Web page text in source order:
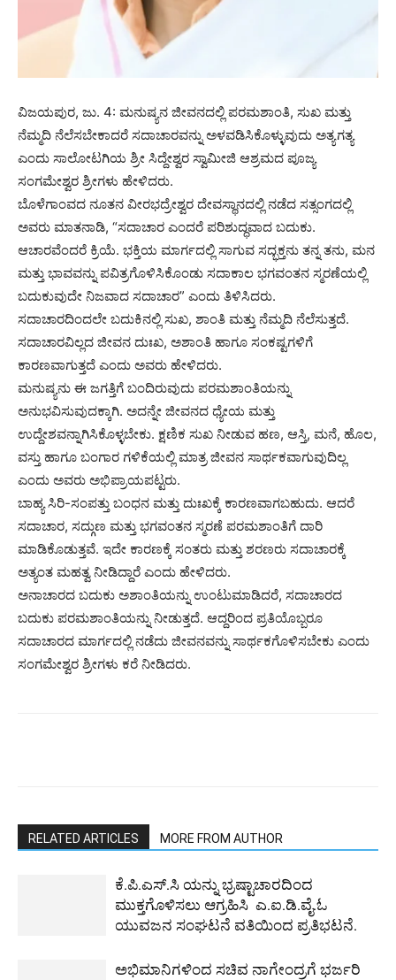
ವಿಜಯಪುರ, ಜು. 4: ಮನುಷ್ಯನ ಜೀವನದಲ್ಲಿ ಪರಮಶಾಂತಿ, ಸುಖ ಮತ್ತು
ನೆಮ್ಮದಿ ನೆಲೆಸಬೇಕಾದರೆ ಸದಾಚಾರವನ್ನು ಅಳವಡಿಸಿಕೊಳ್ಳುವುದು ಅತ್ಯಗತ್ಯ
ಎಂದು ಸಾಲೋಟಗಿಯ ಶ್ರೀ ಸಿದ್ದೇಶ್ವರ ಸ್ವಾಮೀಜಿ ಆಶ್ರಮದ ಪೂಜ್ಯ
ಸಂಗಮೇಶ್ವರ ಶ್ರೀಗಳು ಹೇಳಿದರು.
ಬೊಳೆಗಾಂವದ ನೂತನ ವೀರಭದ್ರೇಶ್ವರ ದೇವಸ್ಥಾನದಲ್ಲಿ ನಡೆದ ಸತ್ಸಂಗದಲ್ಲಿ
ಅವರು ಮಾತನಾಡಿ, “ಸದಾಚಾರ ಎಂದರೆ ಪರಿಶುದ್ಧವಾದ ಬದುಕು.
ಆಚಾರವೆಂದರೆ ಕ್ರಿಯೆ. ಭಕ್ತಿಯ ಮಾರ್ಗದಲ್ಲಿ ಸಾಗುವ ಸದ್ಭಕ್ತನು ತನ್ನ ತನು, ಮನ
ಮತ್ತು ಭಾವವನ್ನು ಪವಿತ್ರಗೊಳಿಸಿಕೊಂಡು ಸದಾಕಾಲ ಭಗವಂತನ ಸ್ಮರಣೆಯಲ್ಲಿ
ಬದುಕುವುದೇ ನಿಜವಾದ ಸದಾಚಾರ” ಎಂದು ತಿಳಿಸಿದರು.
ಸದಾಚಾರದಿಂದಲೇ ಬದುಕಿನಲ್ಲಿ ಸುಖ, ಶಾಂತಿ ಮತ್ತು ನೆಮ್ಮದಿ ನೆಲೆಸುತ್ತದೆ.
ಸದಾಚಾರವಿಲ್ಲದ ಜೀವನ ದುಃಖ, ಅಶಾಂತಿ ಹಾಗೂ ಸಂಕಷ್ಟಗಳಿಗೆ
ಕಾರಣವಾಗುತ್ತದೆ ಎಂದು ಅವರು ಹೇಳಿದರು.
ಮನುಷ್ಯನು ಈ ಜಗತ್ತಿಗೆ ಬಂದಿರುವುದು ಪರಮಶಾಂತಿಯನ್ನು
ಅನುಭವಿಸುವುದಕ್ಕಾಗಿ. ಅದನ್ನೇ ಜೀವನದ ಧ್ಯೇಯ ಮತ್ತು
ಉದ್ದೇಶವನ್ನಾಗಿಸಿಕೊಳ್ಳಬೇಕು. ಕ್ಷಣಿಕ ಸುಖ ನೀಡುವ ಹಣ, ಆಸ್ತಿ, ಮನೆ, ಹೊಲ,
ವಸ್ತು ಹಾಗೂ ಬಂಗಾರ ಗಳಿಕೆಯಲ್ಲಿ ಮಾತ್ರ ಜೀವನ ಸಾರ್ಥಕವಾಗುವುದಿಲ್ಲ
ಎಂದು ಅವರು ಅಭಿಪ್ರಾಯಪಟ್ಟರು.
ಬಾಹ್ಯ ಸಿರಿ-ಸಂಪತ್ತು ಬಂಧನ ಮತ್ತು ದುಃಖಕ್ಕೆ ಕಾರಣವಾಗಬಹುದು. ಆದರೆ
ಸದಾಚಾರ, ಸದ್ಗುಣ ಮತ್ತು ಭಗವಂತನ ಸ್ಮರಣೆ ಪರಮಶಾಂತಿಗೆ ದಾರಿ
ಮಾಡಿಕೊಡುತ್ತವೆ. ಇದೇ ಕಾರಣಕ್ಕೆ ಸಂತರು ಮತ್ತು ಶರಣರು ಸದಾಚಾರಕ್ಕೆ
ಅತ್ಯಂತ ಮಹತ್ವ ನೀಡಿದ್ದಾರೆ ಎಂದು ಹೇಳಿದರು.
ಅನಾಚಾರದ ಬದುಕು ಅಶಾಂತಿಯನ್ನು ಉಂಟುಮಾಡಿದರೆ, ಸದಾಚಾರದ
ಬದುಕು ಪರಮಶಾಂತಿಯನ್ನು ನೀಡುತ್ತದೆ. ಆದ್ದರಿಂದ ಪ್ರತಿಯೊಬ್ಬರೂ
ಸದಾಚಾರದ ಮಾರ್ಗದಲ್ಲಿ ನಡೆದು ಜೀವನವನ್ನು ಸಾರ್ಥಕಗೊಳಿಸಬೇಕು ಎಂದು
ಸಂಗಮೇಶ್ವರ ಶ್ರೀಗಳು ಕರೆ ನೀಡಿದರು.
RELATED ARTICLES MORE FROM AUTHOR
ಕೆ.ಪಿ.ಎಸ್.ಸಿ ಯನ್ನು ಭ್ರಷ್ಟಾಚಾರದಿಂದ
ಮುಕ್ತಗೊಳಿಸಲು ಆಗ್ರಹಿಸಿ ಎ.ಐ.ಡಿ.ವೈ.ಓ
ಯುವಜನ ಸಂಘಟನೆ ವತಿಯಿಂದ ಪ್ರತಿಭಟನೆ.
ಅಭಿಮಾನಿಗಳಿಂದ ಸಚಿವ ನಾಗೇಂದ್ರಗೆ ಭರ್ಜರಿ